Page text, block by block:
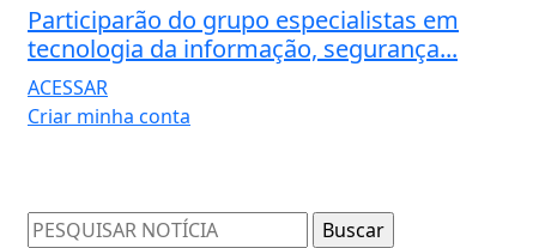
Participarão do grupo especialistas em
tecnologia da informação, segurança...
ACESSAR
Criar minha conta